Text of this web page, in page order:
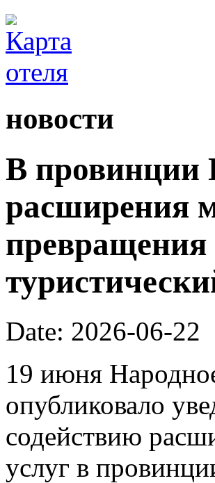
новости
В провинции
расширения
превращения
Date: 2026-06-22
19 июня
опубликовало
содействию
услуг в